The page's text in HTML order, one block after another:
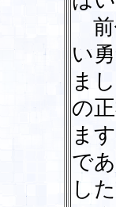
前
い
ま
の
ま
で
し